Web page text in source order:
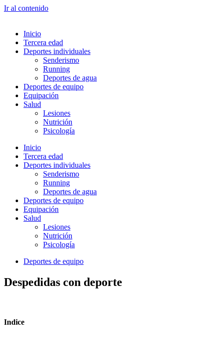
Ir al contenido
Inicio
Tercera edad
Deportes individuales
Senderismo
Running
Deportes de agua
Deportes de equipo
Equipación
Salud
Lesiones
Nutrición
Psicología
Inicio
Tercera edad
Deportes individuales
Senderismo
Running
Deportes de agua
Deportes de equipo
Equipación
Salud
Lesiones
Nutrición
Psicología
Deportes de equipo
Despedidas con deporte
Indice